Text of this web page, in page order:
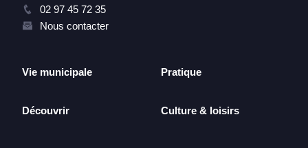
02 97 45 72 35
Nous contacter
Vie municipale
Découvrir
Pratique
Culture & loisirs